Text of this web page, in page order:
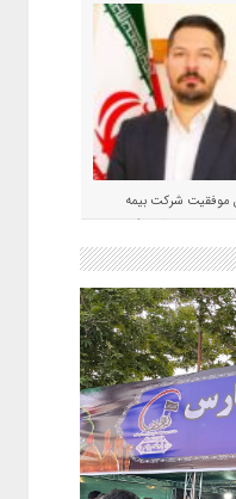
موفقیت شرکت بیمه
حکمت صبا در سال ۱۴۰۵ کامل می